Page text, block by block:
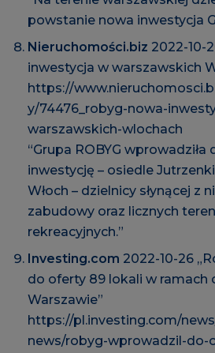
powstanie nowa inwestycja
Nieruchomości.biz 2022-10-
inwestycja w warszawskich
https://
y/74476_robyg-nowa-
warszawskich-wlochach
“Grupa ROBYG
inwestycję – osiedle
Włoch – dzielnicy słynącej z
zabudowy oraz licznych
rekreacyjnych.”
Investing.com 2022-10-26
do oferty 89 lokali w ramach
Warszawie”
https://pl.investing.com/
news/robyg-wprowadzil-do-